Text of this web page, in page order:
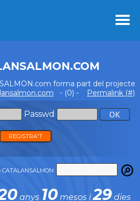
forma part del projecte
- (0) - Permalink (#)
Passwd
REGISTRA'T
anys 10 mesos i29 dies